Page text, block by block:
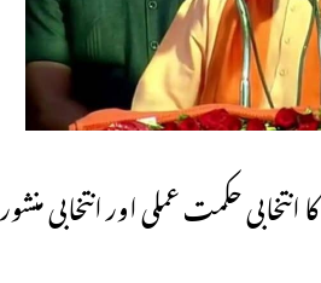
حکمت عملی اور انتخابی منشور